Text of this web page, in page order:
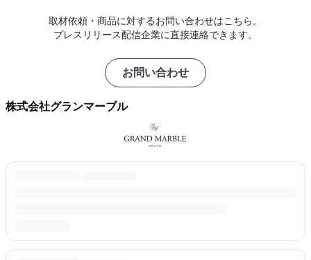
取材依頼・商品に対するお問い合わせはこちら。
プレスリリース配信企業に直接連絡できます。
お問い合わせ
株式会社グランマーブル